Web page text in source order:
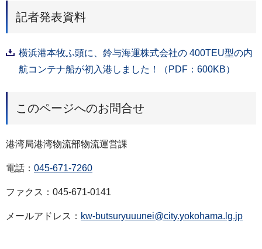
記者発表資料
横浜港本牧ふ頭に、鈴与海運株式会社の 400TEU型の内
航コンテナ船が初入港しました！（PDF：600KB）
このページへのお問合せ
港湾局港湾物流部物流運営課
電話： 045-671-7260
ファクス：045-671-0141
メールアドレス： kw-butsuryuuunei@city.yokohama.lg.jp